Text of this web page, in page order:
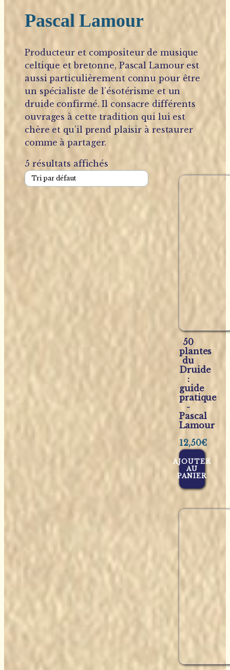
Pascal Lamour
Producteur et compositeur de musique
celtique et bretonne, Pascal Lamour est
aussi particulièrement connu pour être
un spécialiste de l’ésotérisme et un
druide confirmé. Il consacre différents
ouvrages à cette tradition qui lui est
chère et qu’il prend plaisir à restaurer
comme à partager.
5 résultats affichés
50
plantes
du
Druide
:
guide
pratique
-
Pascal
Lamour
12,50€
AJOUTER
AU
PANIER